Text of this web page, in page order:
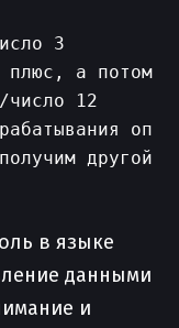
3
плюс, а потом
12
в языке
данными
и